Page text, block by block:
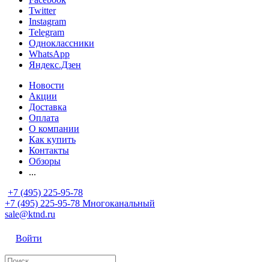
Twitter
Instagram
Telegram
Одноклассники
WhatsApp
Яндекс.Дзен
Новости
Акции
Доставка
Оплата
О компании
Как купить
Контакты
Обзоры
...
+7 (495) 225-95-78
+7 (495) 225-95-78 Многоканальный
sale@ktnd.ru
Войти